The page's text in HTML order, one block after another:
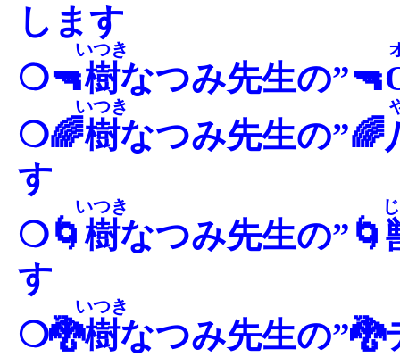
します
❍🔫樹
いつき
なつみ先生の”🔫
❍🌈樹
いつき
なつみ先生の”🌈
す
❍🌀 樹
いつき
なつみ先生の”🌀
す
❍🐉樹
いつき
なつみ先生の”🐉